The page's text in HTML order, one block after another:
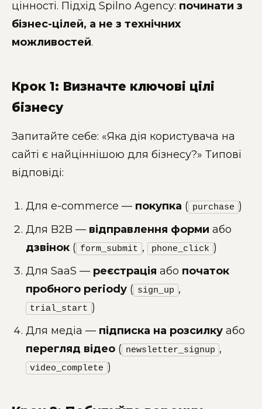
цінності. Підхід Spilno Agency: починати з
бізнес-цілей, а не з технічних
можливостей.
Крок 1: Визначте ключові цілі
бізнесу
Запитайте себе: «Яка дія користувача на
сайті є найціннішою для бізнесу?» Типові
відповіді:
Для e-commerce — покупка ( purchase )
Для B2B — відправлення форми або
дзвінок ( form_submit , phone_click )
Для SaaS — реєстрація або початок
пробного periodу ( sign_up ,
trial_start )
Для медіа — підписка на розсилку або
перегляд відео ( newsletter_signup ,
video_complete )